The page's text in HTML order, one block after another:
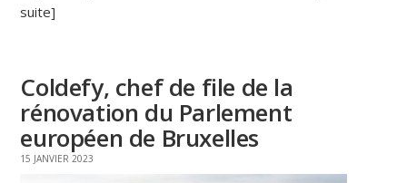
suite]
Coldefy, chef de file de la
rénovation du Parlement
européen de Bruxelles
15 JANVIER 2023